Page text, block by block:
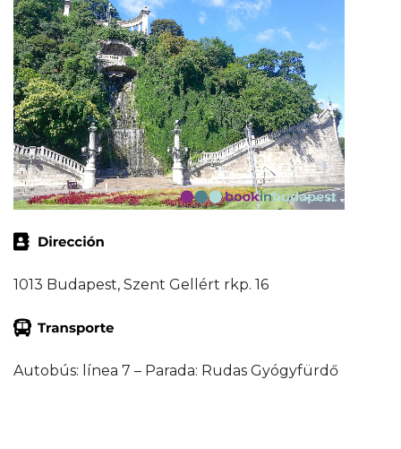
1013 Budapest, Szent Gellért rkp. 16
Autobús: línea 7 – Parada: Rudas Gyógyfürdő